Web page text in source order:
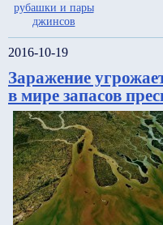
2016-10-19
Заражение
в мире запасов